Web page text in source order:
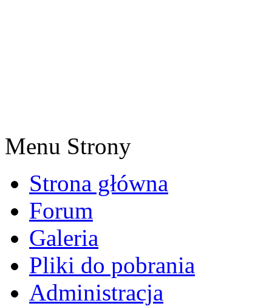
Menu Strony
Strona główna
Forum
Galeria
Pliki do pobrania
Administracja